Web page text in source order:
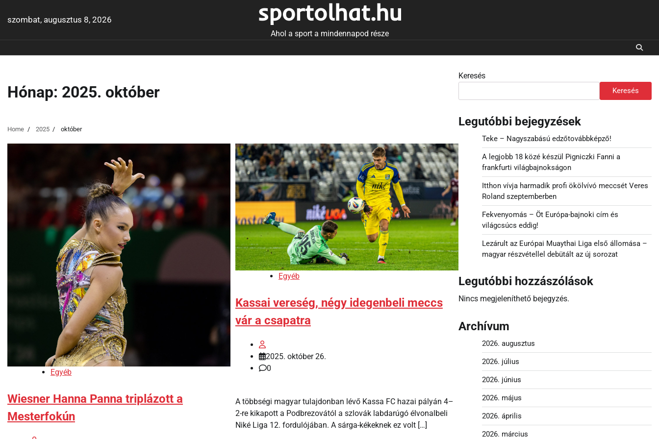
szombat, augusztus 8, 2026 sportolhat.hu
Ahol a sport a mindennapod része
Hónap: 2025. október
Home 2025 október
Egyéb
Wiesner Hanna Panna triplázott a
Mesterfokún
Egyéb
Kassai vereség, négy idegenbeli meccs
vár a csapatra
2025. október 26.
0
A többségi magyar tulajdonban lévő Kassa FC hazai pályán 4–
2-re kikapott a Podbrezovától a szlovák labdarúgó élvonalbeli
Niké Liga 12. fordulójában. A sárga-kékeknek ez volt […]
Keresés
Keresés
Legutóbbi bejegyzések
Teke – Nagyszabású edzőtovábbképző!
A legjobb 18 közé készül Pigniczki Fanni a
frankfurti világbajnokságon
Itthon vívja harmadik profi ökölvívó meccsét Veres
Roland szeptemberben
Fekvenyomás – Öt Európa-bajnoki cím és
világcsúcs eddig!
Lezárult az Európai Muaythai Liga első állomása –
magyar részvétellel debütált az új sorozat
Legutóbbi hozzászólások
Nincs megjeleníthető bejegyzés.
Archívum
2026. augusztus
2026. július
2026. június
2026. május
2026. április
2026. március